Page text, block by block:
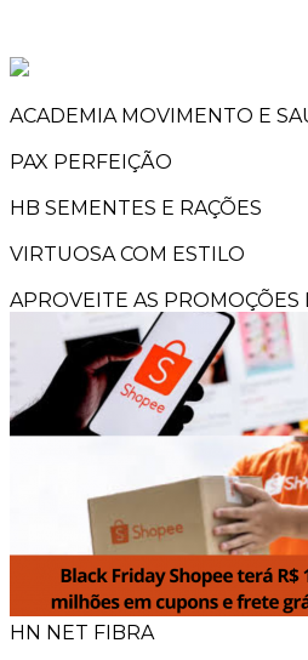
ACADEMIA MOVIMENTO E
PAX PERFEIÇÃO
HB SEMENTES E RAÇÕES
VIRTUOSA COM ESTILO
APROVEITE AS PROMOÇÕES
HN NET FIBRA